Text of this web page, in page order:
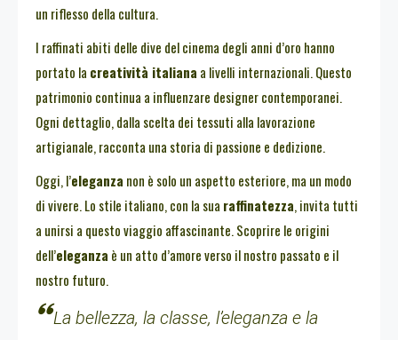
un riflesso della cultura.
I raffinati abiti delle dive del cinema degli anni d’oro hanno
portato la creatività italiana a livelli internazionali. Questo
patrimonio continua a influenzare designer contemporanei.
Ogni dettaglio, dalla scelta dei tessuti alla lavorazione
artigianale, racconta una storia di passione e dedizione.
Oggi, l’eleganza non è solo un aspetto esteriore, ma un modo
di vivere. Lo stile italiano, con la sua raffinatezza, invita tutti
a unirsi a questo viaggio affascinante. Scoprire le origini
dell’eleganza è un atto d’amore verso il nostro passato e il
nostro futuro.
La bellezza, la classe, l’eleganza e la